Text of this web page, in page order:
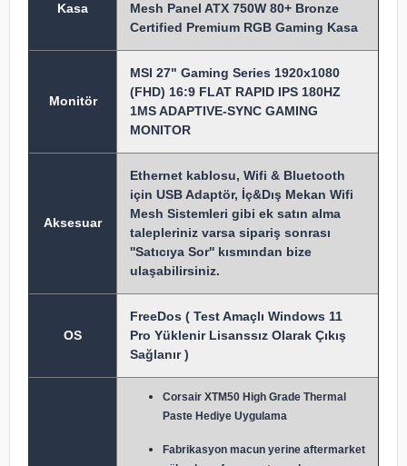
Kasa
Mesh Panel ATX 750W 80+ Bronze
Certified Premium RGB Gaming Kasa
Monitör
MSI 27" Gaming Series 1920x1080
(FHD) 16:9 FLAT RAPID IPS 180HZ
1MS ADAPTIVE-SYNC GAMING
MONITOR
Aksesuar
Ethernet kablosu, Wifi & Bluetooth
için USB Adaptör, İç&Dış Mekan Wifi
Mesh Sistemleri gibi ek satın alma
talepleriniz varsa sipariş sonrası
''Satıcıya Sor'' kısmından bize
ulaşabilirsiniz.
OS
FreeDos ( Test Amaçlı Windows 11
Pro Yüklenir Lisanssız Olarak Çıkış
Sağlanır )
Corsair XTM50 High Grade Thermal
Paste Hediye Uygulama
Fabrikasyon macun yerine aftermarket